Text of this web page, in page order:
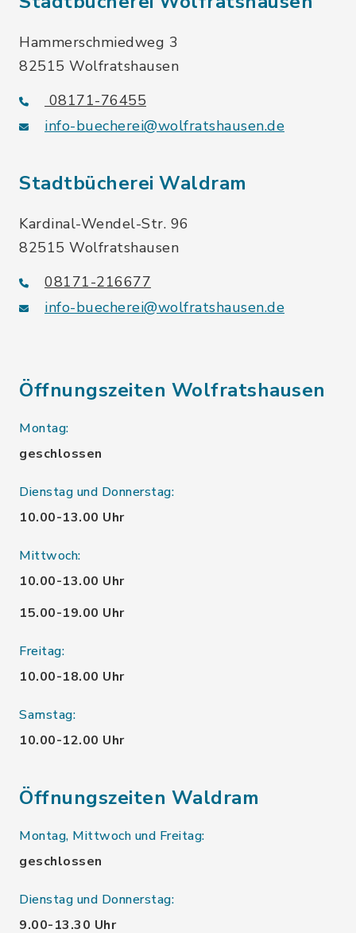
Hammerschmiedweg 3
82515 Wolfratshausen
08171-76455
info-buecherei@wolfratshausen.de
Stadtbücherei Waldram
Kardinal-Wendel-Str. 96
82515 Wolfratshausen
08171-216677
info-buecherei@wolfratshausen.de
Öffnungszeiten Wolfratshausen
Montag:
geschlossen
Dienstag und Donnerstag:
10.00-13.00 Uhr
Mittwoch:
10.00-13.00 Uhr
15.00-19.00 Uhr
Freitag:
10.00-18.00 Uhr
Samstag:
10.00-12.00 Uhr
Öffnungszeiten Waldram
Montag, Mittwoch und Freitag:
geschlossen
Dienstag und Donnerstag:
9.00-13.30 Uhr